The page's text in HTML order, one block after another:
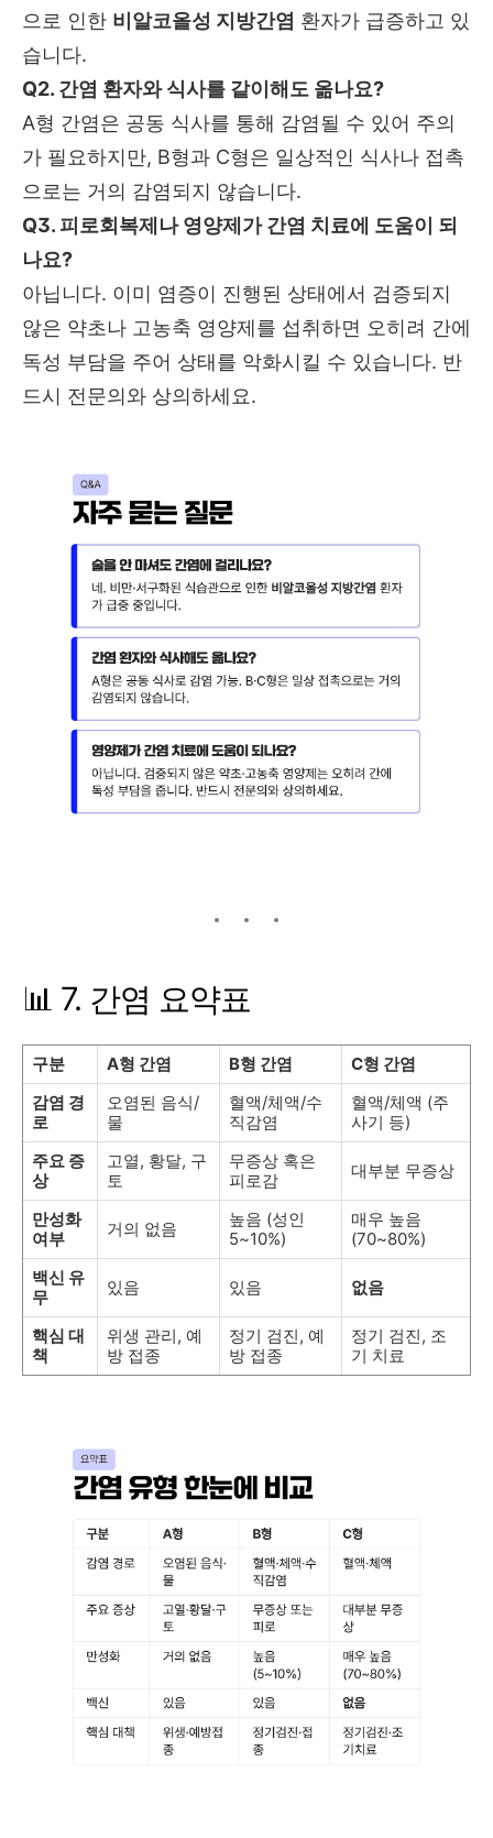
으로 인한 비알코올성 지방간염 환자가 급증하고 있
습니다.
Q2. 간염 환자와 식사를 같이해도 옮나요?
A형 간염은 공동 식사를 통해 감염될 수 있어 주의
가 필요하지만, B형과 C형은 일상적인 식사나 접촉
으로는 거의 감염되지 않습니다.
Q3. 피로회복제나 영양제가 간염 치료에 도움이 되
나요?
아닙니다. 이미 염증이 진행된 상태에서 검증되지
않은 약초나 고농축 영양제를 섭취하면 오히려 간에
독성 부담을 주어 상태를 악화시킬 수 있습니다. 반
드시 전문의와 상의하세요.
📊 7. 간염 요약표
구분 A형 간염 B형 간염
C형 간염
감염 경
로
오염된 음식/
물
혈액/체액/수
직감염
혈액/체액 (주
사기 등)
주요 증
상
고열, 황달, 구
토
무증상 혹은
피로감
대부분 무증상
만성화
여부
거의 없음
높음 (성인
5~10%)
매우 높음
(70~80%)
백신 유
무
있음 있음 없음
핵심 대
책
위생 관리, 예
방 접종
정기 검진, 예
방 접종
정기 검진, 조
기 치료